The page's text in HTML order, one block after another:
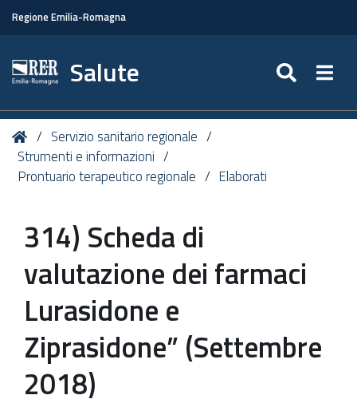
Regione Emilia-Romagna
Salute
Tu
sei
qui:
HomeServizio sanitario regionale
Strumenti e informazioni
Prontuario terapeutico regionale
Elaborati
314) Scheda di
valutazione dei farmaci
Lurasidone e
Ziprasidone” (Settembre
2018)